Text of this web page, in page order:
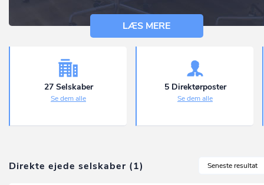
LÆS MERE
27 Selskaber
Se dem alle
5 Direktørposter
Se dem alle
Seneste resultat
Direkte ejede selskaber (1)